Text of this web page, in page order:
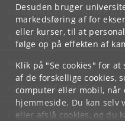
Desuden bruger
markedsføring af for
eller kurser, til at
følge op på effekten af
Klik på "Se cookies" for
af de forskellige cookies,
computer eller mobil,
hjemmeside. Du kan selv
eller afslå cookies, og du
KØBENHAVNS
KONTAKT
SERVICES
FOR STUDERENDE OG
JOB OG KARRIERE